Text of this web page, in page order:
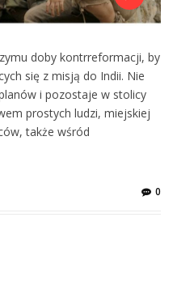
doby kontrreformacji, by
się z misją do Indii. Nie
i pozostaje w stolicy
prostych ludzi, miejskiej
także wśród
0